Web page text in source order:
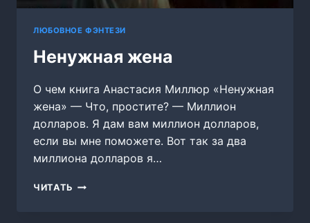
ЛЮБОВНОЕ ФЭНТЕЗИ
Ненужная жена
О чем книга Анастасия Миллюр «Ненужная
жена» — Что, простите? — Миллион
долларов. Я дам вам миллион долларов,
если вы мне поможете. Вот так за два
миллиона долларов я…
ЧИТАТЬ НЕНУЖНАЯ